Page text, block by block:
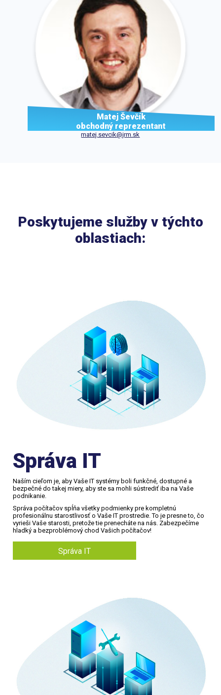
Matej Ševčík
obchodný reprezentant
matej.sevcik@jrm.sk
Poskytujeme služby v týchto
oblastiach:
Správa IT
Naším cieľom je, aby Vaše IT systémy boli funkčné, dostupné a
bezpečné do takej miery, aby ste sa mohli sústrediť iba na Vaše
podnikanie.
Správa počítačov spĺňa všetky podmienky pre kompletnú
profesionálnu starostlivosť o Vaše IT prostredie. To je presne to, čo
vyrieši Vaše starosti, pretože tie prenecháte na nás. Zabezpečíme
hladký a bezproblémový chod Vašich počítačov!
Správa IT